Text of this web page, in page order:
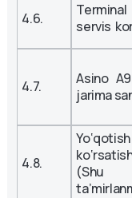
4.6.
servis
4.7.
Asino
jarima
4.8.
(Shu